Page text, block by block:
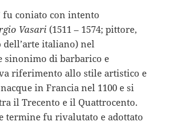
fu coniato con intento
Vasari (1511 – 1574; pittore,
italiano) nel
sinonimo di barbarico e
riferimento allo stile artistico e
in Francia nel 1100 e si
il Trecento e il Quattrocento.
termine fu rivalutato e adottato